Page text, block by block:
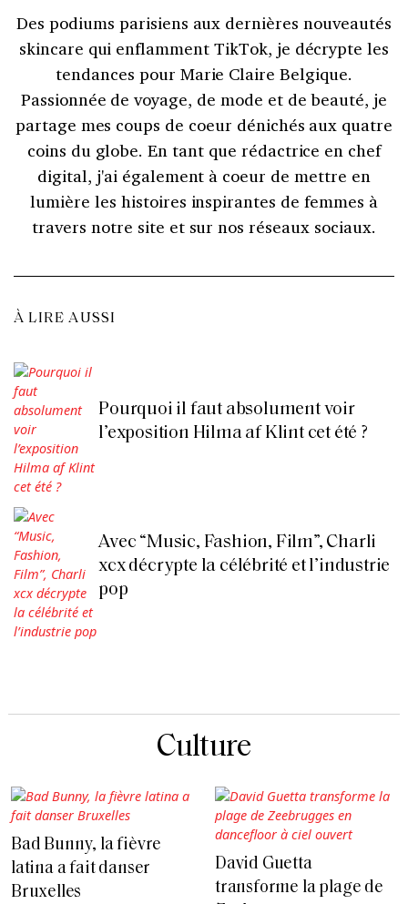
Des podiums parisiens aux dernières nouveautés
skincare qui enflamment TikTok, je décrypte les
tendances pour Marie Claire Belgique.
Passionnée de voyage, de mode et de beauté, je
partage mes coups de coeur dénichés aux quatre
coins du globe. En tant que rédactrice en chef
digital, j'ai également à coeur de mettre en
lumière les histoires inspirantes de femmes à
travers notre site et sur nos réseaux sociaux.
À LIRE AUSSI
Pourquoi il faut absolument voir
l’exposition Hilma af Klint cet été ?
Avec “Music, Fashion, Film”, Charli
xcx décrypte la célébrité et l’industrie
pop
Culture
Bad Bunny, la fièvre
latina a fait danser
Bruxelles
David Guetta
transforme la plage de